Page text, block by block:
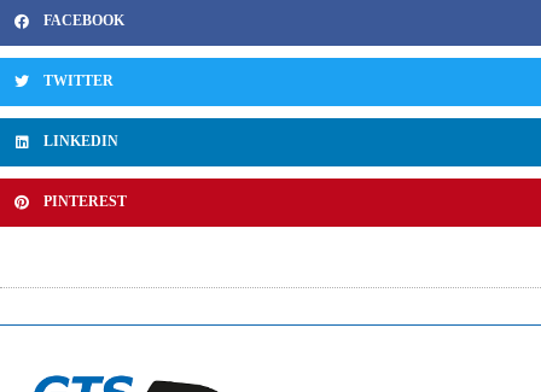
FACEBOOK
TWITTER
LINKEDIN
PINTEREST